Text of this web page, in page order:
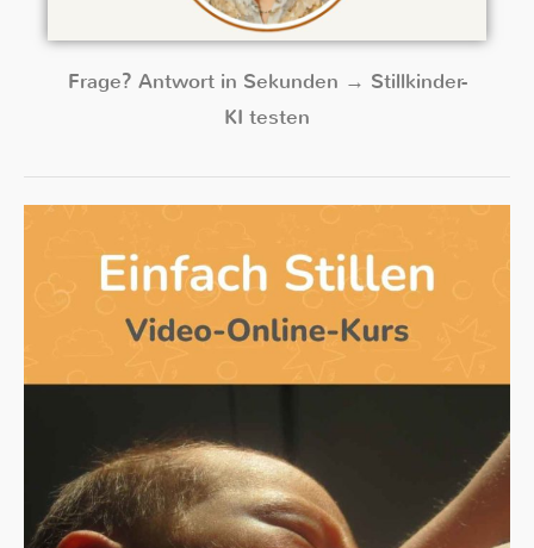
Frage? Antwort in Sekunden → Stillkinder-
KI testen